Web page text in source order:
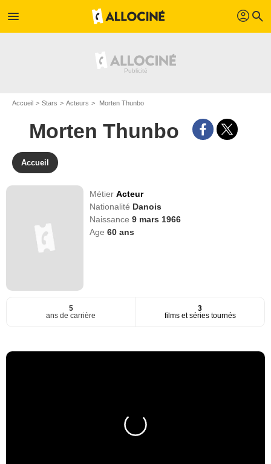
menu profil search
Accueil Stars Acteurs Morten Thunbo
Morten Thunbo
Accueil
MétierActeur
Nationalité Danois
Naissance9 mars 1966
Age60 ans
5
ans de carrière
3
films et séries tournés